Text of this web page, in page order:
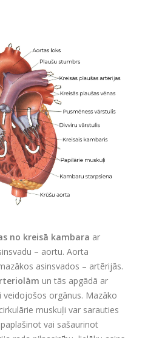
no kreisā kambara ar
– aortu. Aorta
asinsvados – artērijās.
un tās apgādā ar
veidojošos orgānus. Mazāko
muskuļi var sarauties
vai sašaurinot